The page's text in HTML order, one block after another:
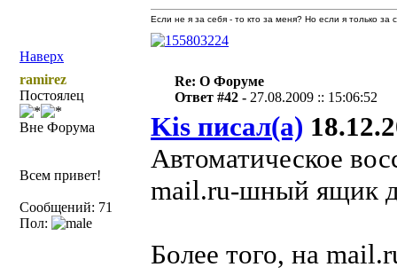
Наверх
Если не я за себя - то кто за меня? Но если я только
ramirez
Постоялец
Вне Форума
Всем привет!
Сообщений: 71
Пол:
Re: О Форуме
Ответ #42 - 27.08.2009 :: 15:06:52
Kis писал(а)
Автоматическое
mail.ru-шный ящик
Более того, на